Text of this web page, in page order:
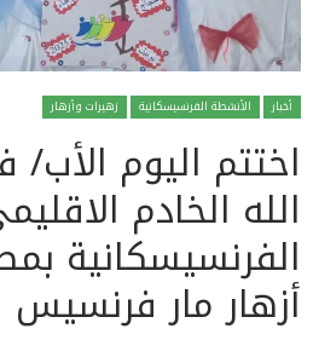
أخبار الأنشطة الفرنسيسكانية زهيرات وأزهار
اختتم اليوم الأب/
الله الخادم
الفرنسيسكانية
أزهار مار فرنسيس